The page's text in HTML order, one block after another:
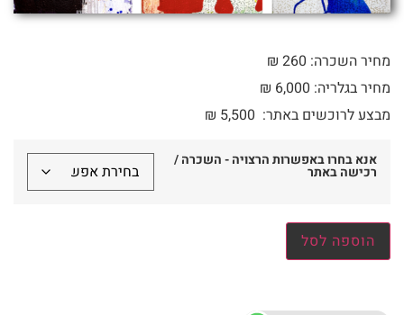
מחיר השכרה: 260 ₪
מחיר בגלריה: 6,000 ₪
מבצע לרוכשים באתר:
₪ 5,500
אנא בחרו באפשרות הרצויה - השכרה /
רכישה באתר
הוספה לסל